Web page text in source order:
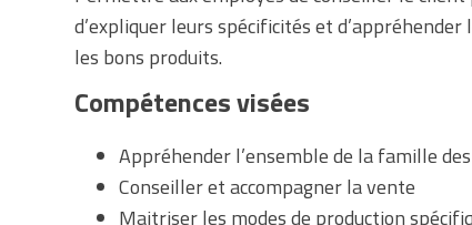
d’expliquer leurs spécificités et
les bons produits.
Compétences visées
Appréhender l’ensemble de la famille
Conseiller et accompagner la vente
Maitriser les modes de production